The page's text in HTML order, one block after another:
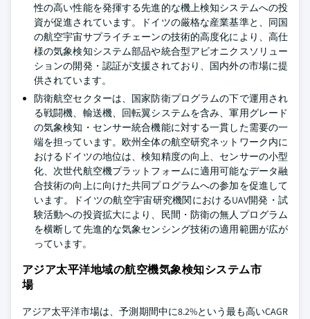
性の高い性能を発揮する先進的な機上検知システムへの投
資が促進されています。ドイツの厳格な産業基準と、同国
の航空宇宙サプライチェーンの技術的高度化により、高仕
様の気象検知システム部品や統合型アビオニクスソリュー
ションの開発・認証が支援されており、国内外の市場に提
供されています。
防衛航空セクターは、国家防衛プログラムの下で運用され
る戦闘機、輸送機、回転翼システムを含み、軍用グレード
の気象検知・センサー統合機能に対する一貫した需要の一
端を担っています。欧州全体の航空研究ネットワーク内に
おけるドイツの地位は、検知精度の向上、センサーの小型
化、次世代航空機プラットフォームに適用可能なデータ融
合技術の向上に向けた共同プログラムへの参加を促進して
います。ドイツの航空宇宙研究機関におけるUAV開発・試
験活動への投資拡大により、民間・防衛の無人プログラム
を横断して先進的な気象センシング技術の適用範囲が広が
っています。
アジア太平洋地域の航空機気象検知システム市
場
アジア太平洋市場は、予測期間中に8.2%という最も高いCAGR